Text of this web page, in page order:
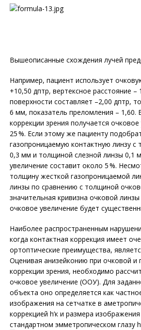
Вышеописанные схождения лучей
Например, пациент использует
+10,50 дптр, вертексное расстояние –
поверхности составляет –2,00 дптр,
6 мм, показатель преломления – 1,60.
коррекции зрения получается
25 %. Если этому же пациенту
газопроницаемую контактную линзу с
0,3 мм и толщиной слезной линзы 0,1
увеличение составит около 5 %.
толщину жесткой газопроницаемой
линзы по сравнению с толщиной
значительная кривизна очковой
очковое увеличение будет
Наиболее распространенным
когда контактная коррекция имеет
ортоптические преимущества,
Оценивая анизейконию при очковой и
коррекции зрения, необходимо
очковое увеличение (ООУ). Для
объекта оно определяется как
изображения на сетчатке в
коррекцией h’к и размера
стандартном эмметропическом глазу